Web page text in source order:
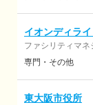
イオンディラ
ファシリティマネジメント事業 【イオ
＞ ・イオンディ
会社 ・アクティ
青舎 その他、海外
専門・その他
東大阪市役所